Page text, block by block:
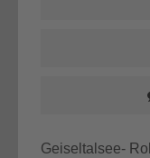
Geiseltalsee-